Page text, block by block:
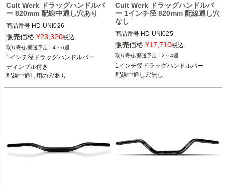
Cult Werk ドラッグハンドルバ
ー 820mm 配線中通し穴あり
商品番号 HD-UNI026
販売価格 ¥23,320税込
4～6週
1インチ径ドラッグハンドルバー
ディンプル付き
配線中通し用の穴あり
Cult Werk ドラッグハンドルバ
ー 1インチ径 820mm 配線通し穴
なし
商品番号 HD-UNI025
ケーブルスロットル車用
1インチハンドルバー装着車
Cult Werk（カルトワーク）
販売価格 ¥17,710税込
2～4週
1インチ径ドラッグハンドルバー
配線中通し穴無し